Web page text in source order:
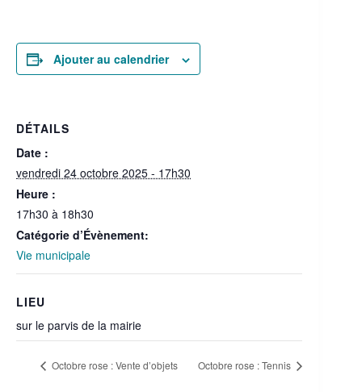
Ajouter au calendrier
DÉTAILS
Date :
vendredi 24 octobre 2025 - 17h30
Heure :
17h30 à 18h30
Catégorie d’Évènement:
Vie municipale
LIEU
sur le parvis de la mairie
Octobre rose : Vente d’objets Octobre rose : Tennis